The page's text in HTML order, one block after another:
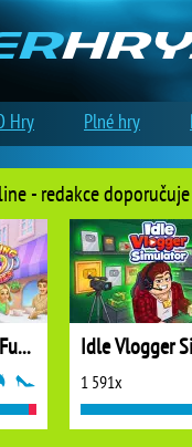
- redakce doporučuje
Cooking Stories: Fun Cafe Game
1 591x
Hry Plné hry